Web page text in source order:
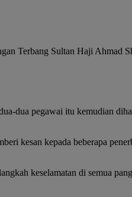
Terbang Sultan Haji Ahmad
dua pegawai itu kemudian
kesan kepada beberapa
keselamatan di semua